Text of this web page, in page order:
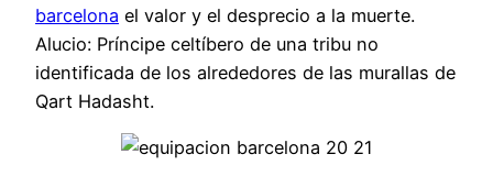
barcelona el valor y el desprecio a la muerte.
Alucio: Príncipe celtíbero de una tribu no
identificada de los alrededores de las murallas de
Qart Hadasht.